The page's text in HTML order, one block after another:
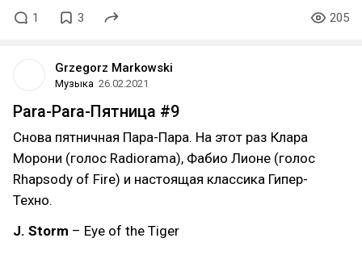
1 3 205
Grzegorz Markowski
Музыка 26.02.2021
Para-Para-Пятница #9
Снова пятничная Пара-Пара. На этот раз Клара
Морони (голос Radiorama), Фабио Лионе (голос
Rhapsody of Fire) и настоящая классика Гипер-
Техно.
J. Storm – Eye of the Tiger